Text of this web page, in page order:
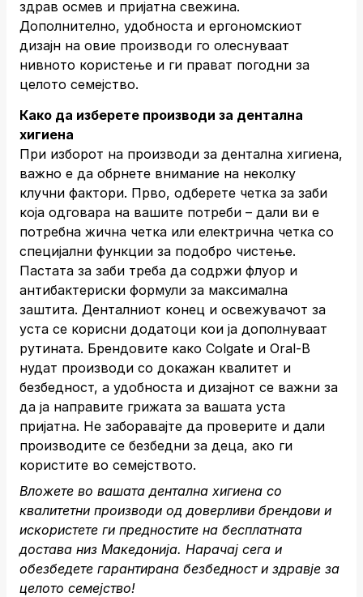
здрав осмев и пријатна свежина.
Дополнително, удобноста и ергономскиот
дизајн на овие производи го олеснуваат
нивното користење и ги прават погодни за
целото семејство.
Како да изберете производи за дентална
хигиена
При изборот на производи за дентална хигиена,
важно е да обрнете внимание на неколку
клучни фактори. Прво, одберете четка за заби
која одговара на вашите потреби – дали ви е
потребна жична четка или електрична четка со
специјални функции за подобро чистење.
Пастата за заби треба да содржи флуор и
антибактериски формули за максимална
заштита. Денталниот конец и освежувачот за
уста се корисни додатоци кои ја дополнуваат
рутината. Брендовите како Colgate и Oral-B
нудат производи со докажан квалитет и
безбедност, а удобноста и дизајнот се важни за
да ја направите грижата за вашата уста
пријатна. Не заборавајте да проверите и дали
производите се безбедни за деца, ако ги
користите во семејството.
Вложете во вашата дентална хигиена со
квалитетни производи од доверливи брендови и
искористете ги предностите на бесплатната
достава низ Македонија. Нарачај сега и
обезбедете гарантирана безбедност и здравје за
целото семејство!